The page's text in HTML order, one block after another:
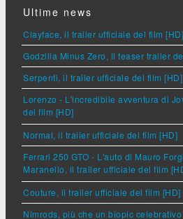
Ultime news
Clayface, il trailer ufficiale del film [HD]
Godzilla Minus Zero, il teaser trailer
Serpenti, il trailer ufficiale del film [HD]
Lorenzo - L'incredibile avventura di
del film [HD]
Normal, il trailer ufficiale del film [HD]
Ferrari 250 GTO - L'auto di Mauro
Maranello, il trailer ufficiale del film
Couture, il trailer ufficiale del film [HD]
Nimrods, più che un biopic